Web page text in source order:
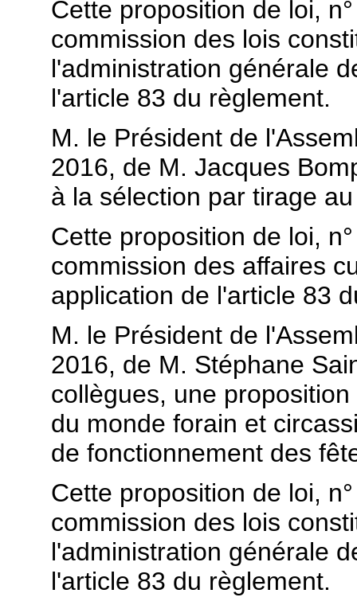
Cette proposition de loi,
commission des lois
l'administration générale
l'article 83 du règlement.
M. le Président de
2016, de M. Jacques
à la sélection par tirage
Cette proposition de loi,
commission des affaires
application de l'article 83
M. le Président de
2016, de M. Stéphane
collègues, une
du monde forain et
de fonctionnement des
Cette proposition de loi,
commission des lois
l'administration générale
l'article 83 du règlement.